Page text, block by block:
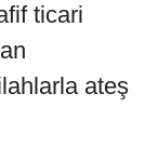
ticari
ateş